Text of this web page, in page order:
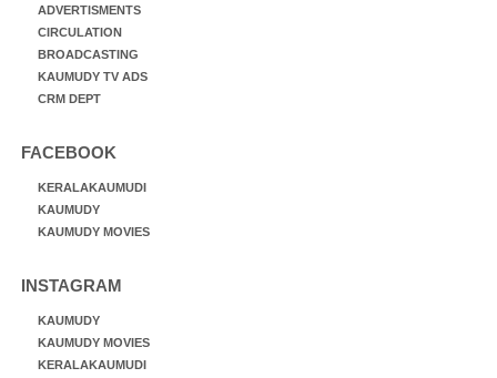
ADVERTISMENTS
CIRCULATION
BROADCASTING
KAUMUDY TV ADS
CRM DEPT
FACEBOOK
KERALAKAUMUDI
KAUMUDY
KAUMUDY MOVIES
INSTAGRAM
KAUMUDY
KAUMUDY MOVIES
KERALAKAUMUDI